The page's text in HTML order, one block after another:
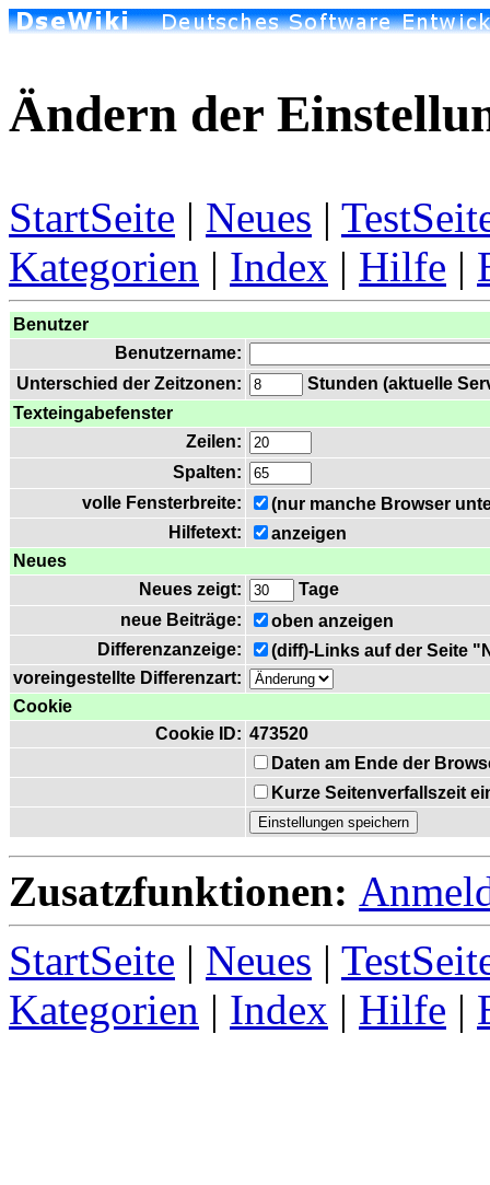
Ändern der
StartSeite | Neues |
Kategorien | Index | Hilfe |
Benutzer
Benutzername:
Unterschied der Zeitzonen:
Stunden (aktuelle
Texteingabefenster
Zeilen:
Spalten:
volle Fensterbreite:
(nur manche Browser
Hilfetext:
anzeigen
Neues
Neues zeigt:
Tage
neue Beiträge:
oben anzeigen
Differenzanzeige:
(diff)-Links auf der Seite
voreingestellte Differenzart:
Cookie
Cookie ID: 473520
Daten am Ende der
Kurze Seitenverfallszeit
Zusatzfunktionen:
StartSeite | Neues |
Kategorien | Index | Hilfe |